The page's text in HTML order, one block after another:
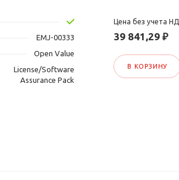
EMJ-00333
Open Value
License/Software
Assurance Pack
Цена без учета
39 841,29 ₽
В КОРЗИНУ